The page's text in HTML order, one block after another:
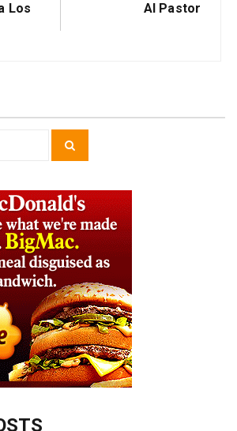
Los
Al Pastor